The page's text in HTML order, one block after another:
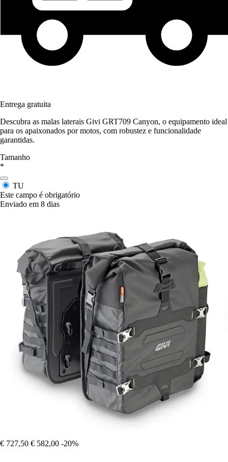
Entrega gratuita
Descubra as malas laterais Givi GRT709 Canyon, o equipamento ideal
para os apaixonados por motos, com robustez e funcionalidade
garantidas.
Tamanho
*
TU
Este campo é obrigatório
Enviado em 8 dias
€ 727,50 € 582,00 -20%